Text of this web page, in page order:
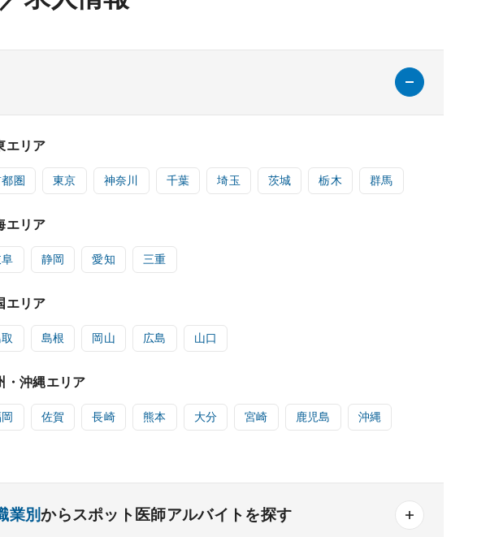
エリア
圏 東京 神奈川 千葉 埼玉 茨城 栃木 群馬
エリア
静岡 愛知 三重
エリア
島根 岡山 広島 山口
・沖縄エリア
佐賀 長崎 熊本 大分 宮崎 鹿児島 沖縄
業別からスポット医師アルバイトを探す